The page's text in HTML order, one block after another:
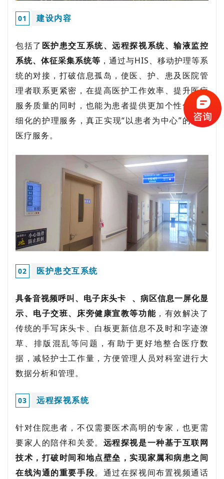
01 建设内容
包括了 医护患交互系统、远程探视系统、输液监控
系统、体征采集系统等 ，通过与HIS、移动护理等系
统的对接，打破信息孤岛，使医、护、患及医院管
理者联系更紧密，在提高医护工作效率、提升医疗
服务质量的同时，也能为患者提供更加个性化、精
细化的护理服务，真正实现“以患者为中心”的数字
医疗服务。
02 医护患交互系统
具备音视频呼叫、 电子床头卡
、病区信息一屏化显
示、电子交班、床旁健康宣教等功能 ，有效解决了
传统的手写床头卡、白板更新信息不及时和字迹潦
草、排版混乱等问题，有助于更好地整合医疗数
据，减轻护士工作量，方便管理人员对科室进行大
数据分析和管理。
03 远程探视系统
针对住院患者，不仅需要医术高明的专家，也更需
要家人的陪伴和关爱。 远程探视是一种基于互联网
技术，打破时间和地点壁垒，实现家属和病患之间
在线沟通的重要手段。通过在探视间布置视频通话